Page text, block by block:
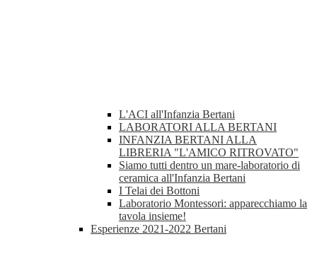
L'ACI all'Infanzia Bertani
LABORATORI ALLA BERTANI
INFANZIA BERTANI ALLA
LIBRERIA "L'AMICO RITROVATO"
Siamo tutti dentro un mare-laboratorio di
ceramica all'Infanzia Bertani
I Telai dei Bottoni
Laboratorio Montessori: apparecchiamo la
tavola insieme!
Esperienze 2021-2022 Bertani